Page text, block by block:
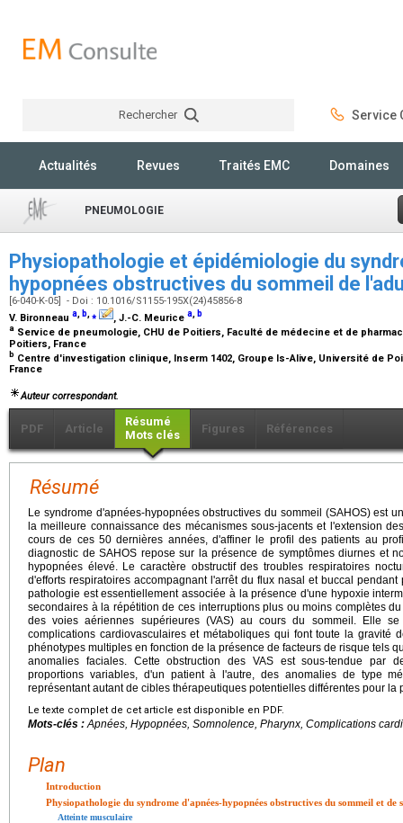
Rechercher Service
Actualités Revues Traités EMC Domaines
PNEUMOLOGIE
Physiopathologie et épidémiologie du
hypopnées obstructives du sommeil de
[6-040-K-05] - Doi : 10.1016/S1155-195X(24)45856-8
V. Bironneau a, b,⁎ , J.-C. Meurice a, b
a Service de pneumologie, CHU de Poitiers, Faculté de médecine et de
Poitiers, France
b Centre d'investigation clinique, Inserm 1402, Groupe Is-Alive, Université de
France
Auteur correspondant.
PDF Article
Résumé
Mots clés
Figures Références
Résumé
Le syndrome d'apnées-hypopnées obstructives du sommeil (SAHOS) est
la meilleure connaissance des mécanismes sous-jacents et l'extension
cours de ces 50 dernières années, d'affiner le profil des patients au
diagnostic de SAHOS repose sur la présence de symptômes diurnes et
hypopnées élevé. Le caractère obstructif des troubles respiratoires
d'efforts respiratoires accompagnant l'arrêt du flux nasal et buccal
pathologie est essentiellement associée à la présence d'une hypoxie
secondaires à la répétition de ces interruptions plus ou moins complètes
des voies aériennes supérieures (VAS) au cours du sommeil. Elle
complications cardiovasculaires et métaboliques qui font toute la gravité
phénotypes multiples en fonction de la présence de facteurs de risque tels
anomalies faciales. Cette obstruction des VAS est sous-tendue par
proportions variables, d'un patient à l'autre, des anomalies de type
représentant autant de cibles thérapeutiques potentielles différentes pour la
Le texte complet de cet article est disponible en PDF.
Mots-clés :Apnées, Hypopnées, Somnolence, Pharynx, Complications
Plan
Introduction
Physiopathologie du syndrome d'apnées-hypopnées obstructives du sommeil et de
Atteinte musculaire